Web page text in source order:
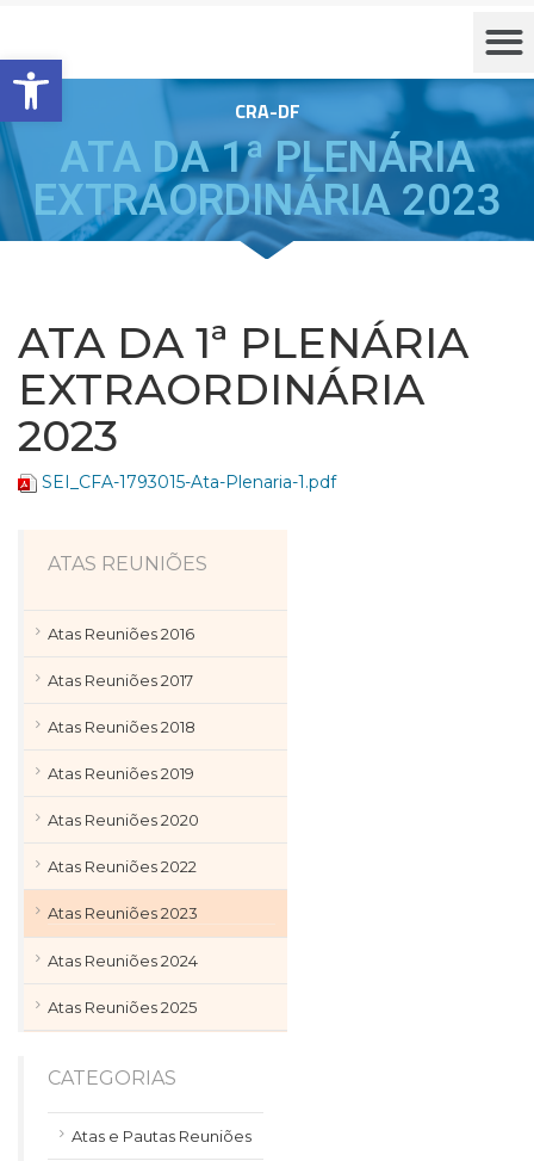
Barra de Ferramentas Aberta
CRA-DF
ATA DA 1ª PLENÁRIA
EXTRAORDINÁRIA 2023
ATA DA 1ª PLENÁRIA
EXTRAORDINÁRIA
2023
SEI_CFA-1793015-Ata-Plenaria-1.pdf
ATAS REUNIÕES
Atas Reuniões 2016
Atas Reuniões 2017
Atas Reuniões 2018
Atas Reuniões 2019
Atas Reuniões 2020
Atas Reuniões 2022
Atas Reuniões 2023
Atas Reuniões 2024
Atas Reuniões 2025
CATEGORIAS
Atas e Pautas Reuniões